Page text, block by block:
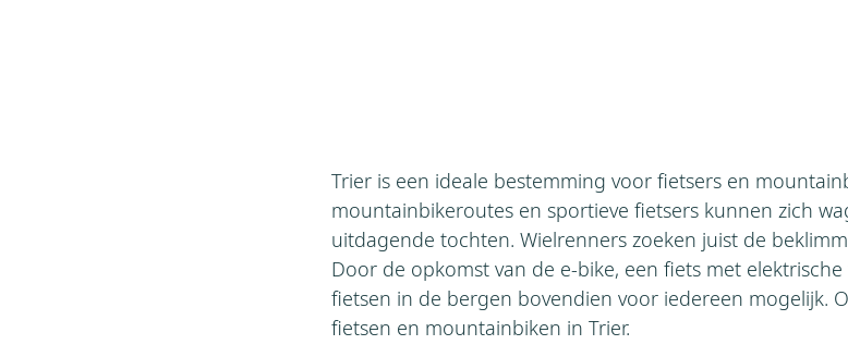
Trier is een ideale bestemming voor fietsers en
mountainbikeroutes en sportieve fietsers kunnen zich
uitdagende tochten. Wielrenners zoeken juist de
Door de opkomst van de e-bike, een fiets met
fietsen in de bergen bovendien voor iedereen mogelijk.
fietsen en mountainbiken in Trier.